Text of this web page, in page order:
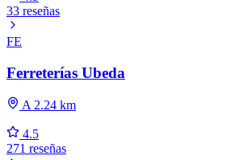
33 reseñas
FE
Ferreterías Ubeda
A 2.24 km
4.5
271 reseñas